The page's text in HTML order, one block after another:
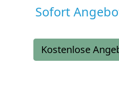
Sofort
Kostenlose